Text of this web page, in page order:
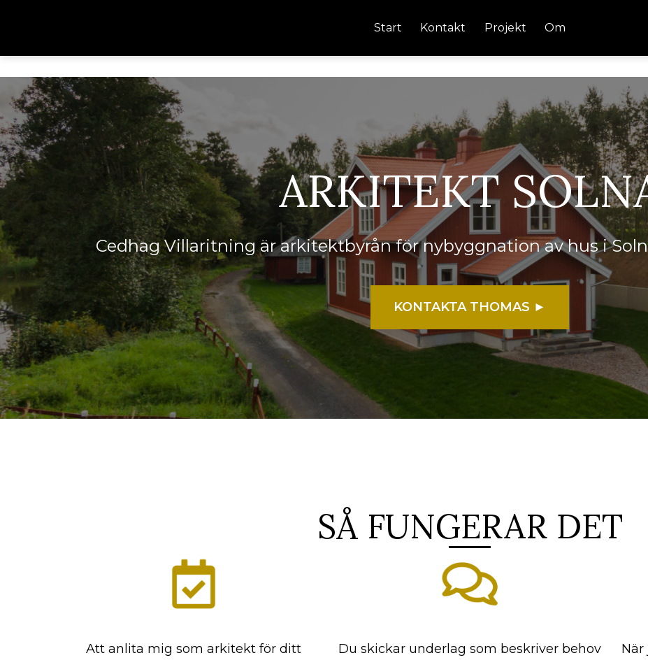
Start Kontakt Projekt Om
ARKITEKT
Cedhag Villaritning är arkitektbyrån för nybyggnation av hus i
KONTAKTA THOMAS ►
SÅ FUNGERAR DET
Att anlita mig som arkitekt för ditt
Du skickar underlag som beskriver behov